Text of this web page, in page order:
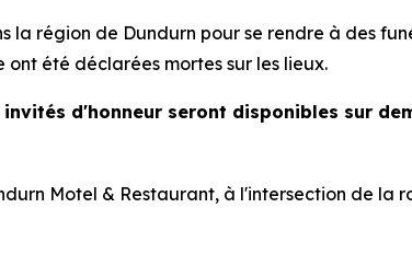
la région de Dundurn pour se rendre à des
été déclarées mortes sur les lieux.
d'honneur seront disponibles sur
Motel & Restaurant, à l'intersection de la